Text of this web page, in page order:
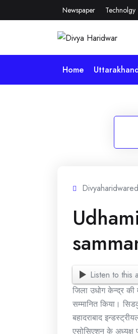
to
Newspaper Technolgy
Home
Listen to this
जिला उधोग केन्द्र की
सम्मानित किया।
बहादराबाद
एसोसिएशन के अध्यक्ष